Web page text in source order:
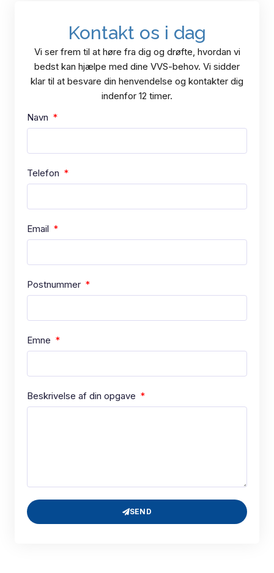
Kontakt os i dag
Vi ser frem til at høre fra dig og drøfte, hvordan vi
bedst kan hjælpe med dine VVS-behov. Vi sidder
klar til at besvare din henvendelse og kontakter dig
indenfor 12 timer.
Navn
Telefon
Email
Postnummer
Emne
Beskrivelse af din opgave
SEND